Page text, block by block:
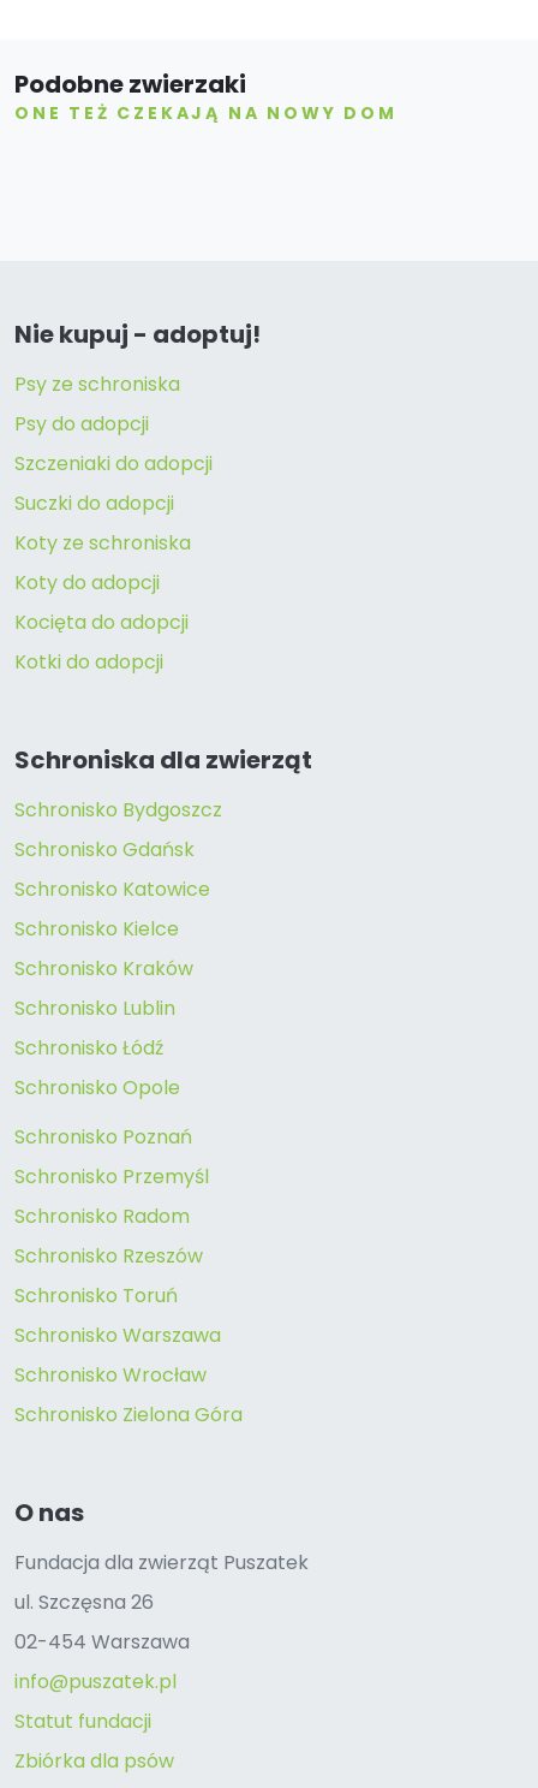
Podobne zwierzaki
ONE TEŻ CZEKAJĄ NA NOWY DOM
Nie kupuj - adoptuj!
Psy ze schroniska
Psy do adopcji
Szczeniaki do adopcji
Suczki do adopcji
Koty ze schroniska
Koty do adopcji
Kocięta do adopcji
Kotki do adopcji
Schroniska dla zwierząt
Schronisko Bydgoszcz
Schronisko Gdańsk
Schronisko Katowice
Schronisko Kielce
Schronisko Kraków
Schronisko Lublin
Schronisko Łódź
Schronisko Opole
Schronisko Poznań
Schronisko Przemyśl
Schronisko Radom
Schronisko Rzeszów
Schronisko Toruń
Schronisko Warszawa
Schronisko Wrocław
Schronisko Zielona Góra
O nas
Fundacja dla zwierząt Puszatek
ul. Szczęsna 26
02-454 Warszawa
info@puszatek.pl
Statut fundacji
Zbiórka dla psów